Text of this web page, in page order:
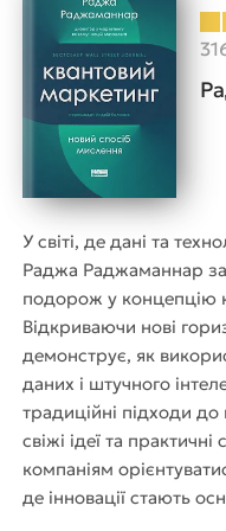
У світі, де дані та
Раджа Раджаманнар
подорож у концепцію
Відкриваючи нові
демонструє, як
даних і штучного
традиційні підходи
свіжі ідеї та
компаніям
де інновації стають